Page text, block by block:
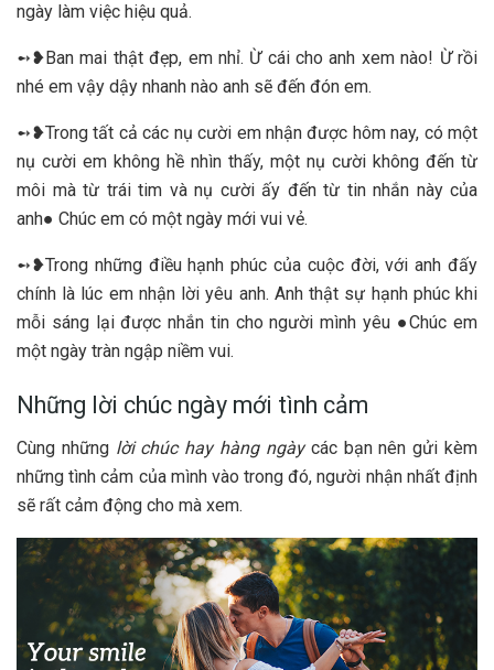
ngày làm việc hiệu quả.
➻❥Ban mai thật đẹp, em nhỉ. Ừ cái cho anh xem nào! Ừ rồi
nhé em vậy dậy nhanh nào anh sẽ đến đón em.
➻❥Trong tất cả các nụ cười em nhận được hôm nay, có một
nụ cười em không hề nhìn thấy, một nụ cười không đến từ
môi mà từ trái tim và nụ cười ấy đến từ tin nhắn này của
anh● Chúc em có một ngày mới vui vẻ.
➻❥Trong những điều hạnh phúc của cuộc đời, với anh đấy
chính là lúc em nhận lời yêu anh. Anh thật sự hạnh phúc khi
mỗi sáng lại được nhắn tin cho người mình yêu ●Chúc em
một ngày tràn ngập niềm vui.
Những lời chúc ngày mới tình cảm
Cùng những lời chúc hay hàng ngàycác bạn nên gửi kèm
những tình cảm của mình vào trong đó, người nhận nhất định
sẽ rất cảm động cho mà xem.